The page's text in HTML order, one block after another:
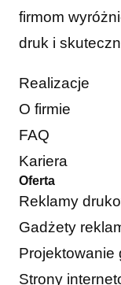
firmom
druk i
Realizacje
O firmie
FAQ
Kariera
Oferta
Reklamy
Gadżety
Projektowanie
Strony